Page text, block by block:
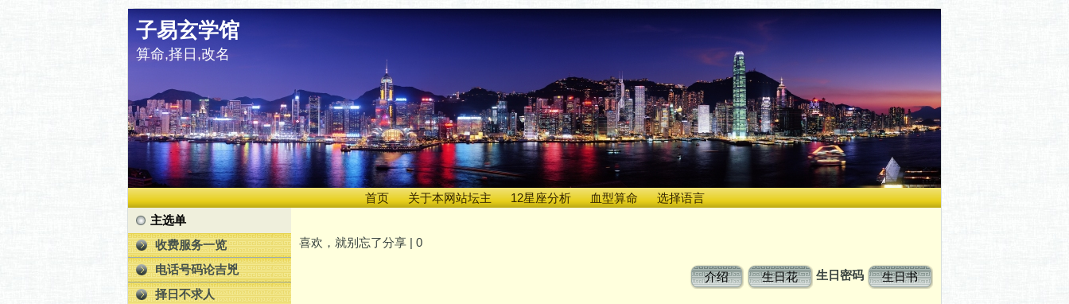
子易玄学馆
算命,择日,改名
首页 关于本网站坛主 12星座分析 血型算命
选择语言
主选单
收费服务一览
电话号码论吉兇
择日不求人
喜欢，就别忘了分享 | 0
介绍 生日花 生日密码 生日书